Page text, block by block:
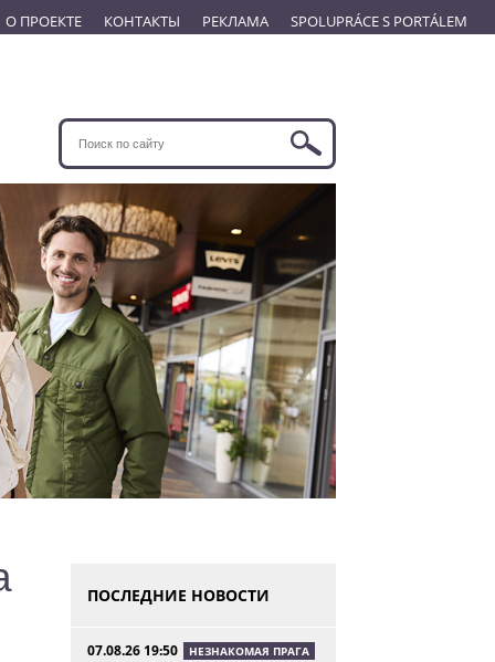
О ПРОЕКТЕ КОНТАКТЫ РЕКЛАМА SPOLUPRÁCE S PORTÁLEM
ПОСЛЕДНИЕ НОВОСТИ
07.08.26 19:50 НЕЗНАКОМАЯ ПРАГА